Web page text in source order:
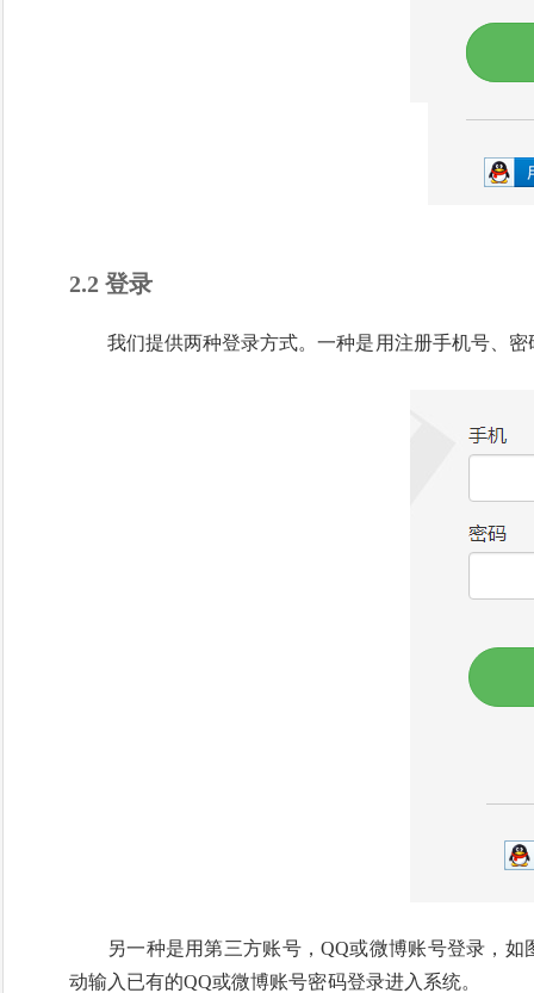
2.2 登录
我们提供两种登录方式。一种是用注册手机号、
另一种是用第三方账号，QQ或微博账号登录，
动输入已有的QQ或微博账号密码登录进入系统。